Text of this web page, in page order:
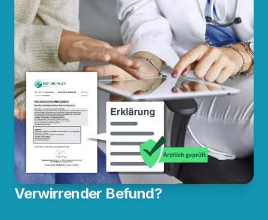
Verwirrender Befund?